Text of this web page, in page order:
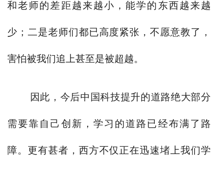
和老师的差距越来越小，能学的东西越来越
少；二是老师们都已高度紧张，不愿意教了，
害怕被我们追上甚至是被超越。
因此，今后中国科技提升的道路绝大部分
需要靠自己创新，学习的道路已经布满了路
障。更有甚者，西方不仅正在迅速堵上我们学